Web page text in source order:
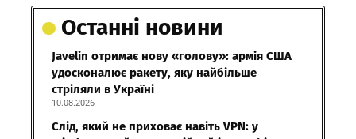
Останні новини
Javelin отримає нову «голову»: армія США
удосконалює ракету, яку найбільше
стріляли в Україні
10.08.2026
Слід, який не приховає навіть VPN: у